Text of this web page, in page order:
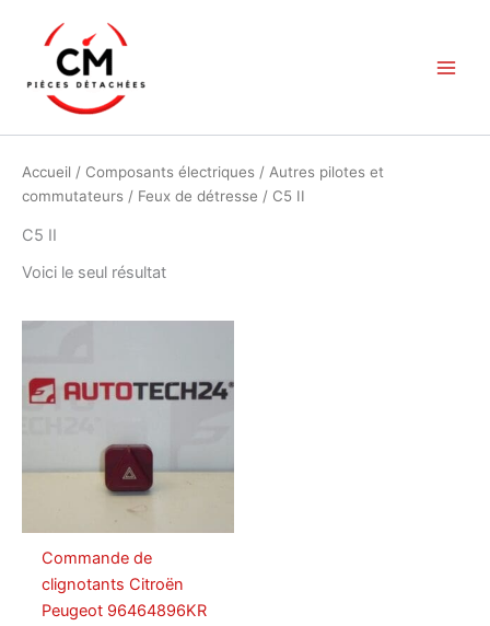
contenu
Accueil / Composants électriques / Autres pilotes et
commutateurs / Feux de détresse / C5 II
C5 II
Voici le seul résultat
Commande de
clignotants Citroën
Peugeot 96464896KR